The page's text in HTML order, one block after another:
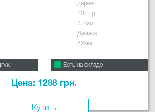
дерево
102 гр
3.2мм
Дамаск
82мм
Есть на складе
Цена: 1288 грн.
Купить